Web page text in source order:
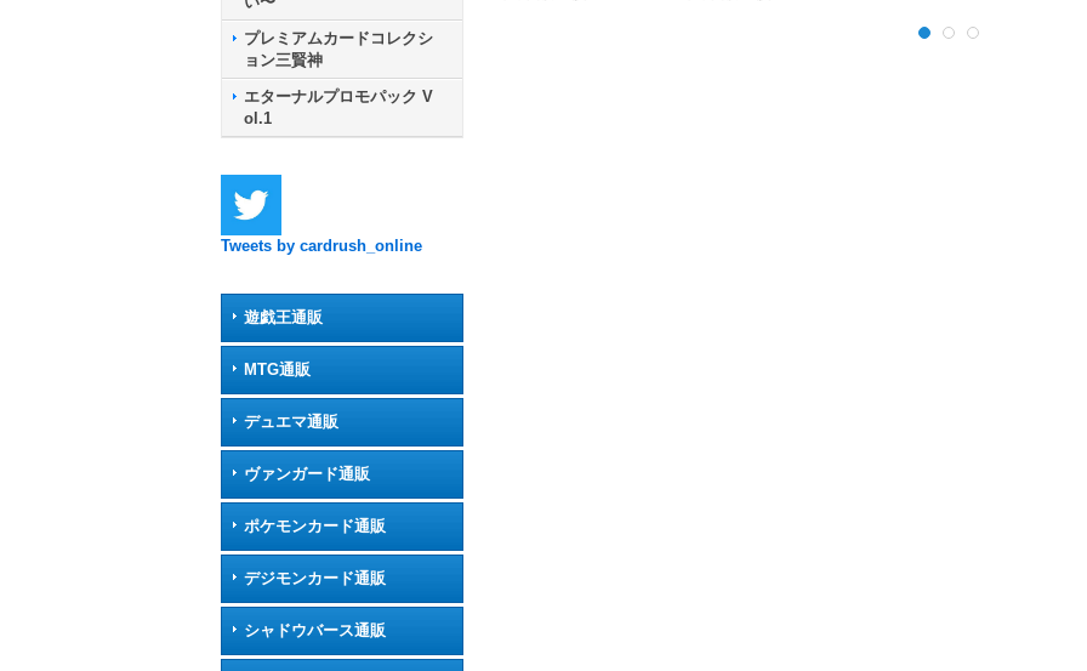
プレミアムカードコレクシ
ョン三賢神
エターナルプロモパック V
ol.1
Tweets by cardrush_online
遊戯王通販
MTG通販
デュエマ通販
ヴァンガード通販
ポケモンカード通販
デジモンカード通販
シャドウバース通販
ンボ【転醒R】